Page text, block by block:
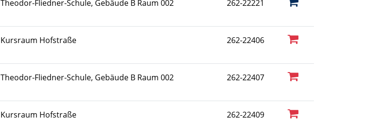
Theodor-Fliedner-Schule, Gebäude B Raum 002 262-22221
Kursraum Hofstraße 262-22406
Theodor-Fliedner-Schule, Gebäude B Raum 002 262-22407
Kursraum Hofstraße 262-22409